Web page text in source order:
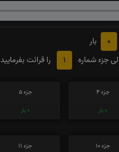
0
بار
جزء شماره
1 را قرائت بفرمایید
جزء 4
0 بار
جزء 5
0 بار
جزء 10
جزء 11